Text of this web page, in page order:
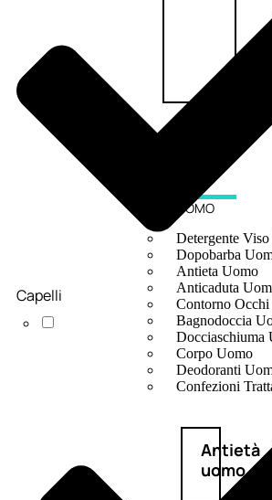
UOMO
Detergente
Dopobarba
Antieta Uomo
Anticaduta
Contorno
Bagnodoccia
Docciaschiuma
Corpo Uomo
Deodoranti
Confezioni
Antietà
uomo
Capelli